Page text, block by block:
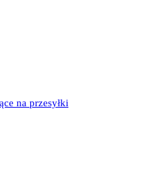
na przesyłki